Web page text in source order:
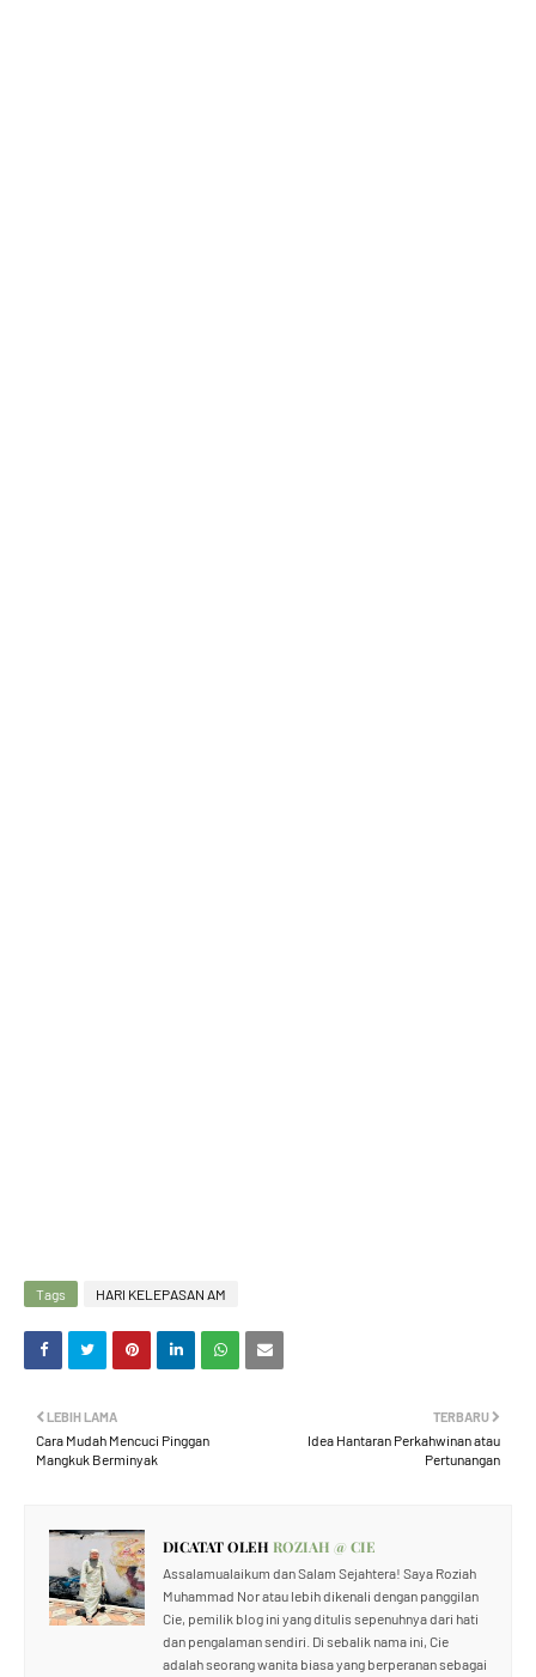
Tags HARI KELEPASAN AM
TERBARU
Idea Hantaran Perkahwinan atau
Pertunangan
LEBIH LAMA
Cara Mudah Mencuci Pinggan
Mangkuk Berminyak
DICATAT OLEH ROZIAH @ CIE
Assalamualaikum dan Salam Sejahtera! Saya Roziah
Muhammad Nor atau lebih dikenali dengan panggilan
Cie, pemilik blog ini yang ditulis sepenuhnya dari hati
dan pengalaman sendiri. Di sebalik nama ini, Cie
adalah seorang wanita biasa yang berperanan sebagai